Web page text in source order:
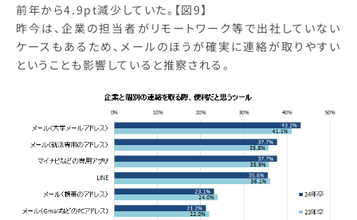
前年から4.9pt減少していた。【図9】
昨今は、企業の担当者がリモートワーク等で出社していない
ケースもあるため、メールのほうが確実に連絡が取りやすい
ということも影響していると推察される。